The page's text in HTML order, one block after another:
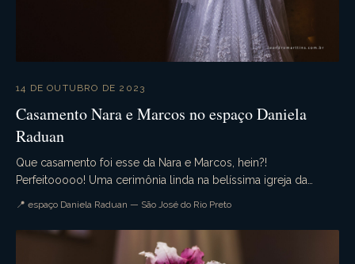
14 DE OUTUBRO DE 2023
Casamento Nara e Marcos no espaço Daniela
Raduan
Que casamento foi esse da Nara e Marcos, hein?!
Perfeitooooo! Uma cerimônia linda na belíssima igreja da
📍 espaço Daniela Raduan — São José do Rio Preto